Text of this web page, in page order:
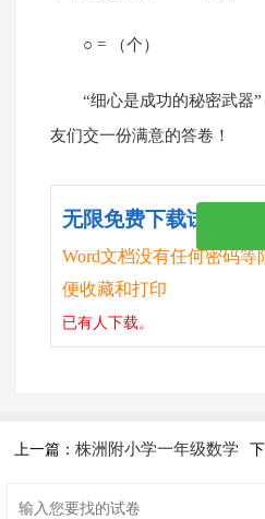
○ = （个）
“细心是成功的秘密武器
友们交一份满意的答卷！
无限免费下载试卷
Word文档没有任何密码
便收藏和打印
已有人下载。
上一篇：株洲附小学一年级数学